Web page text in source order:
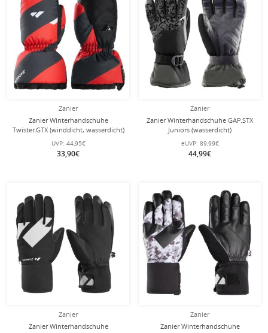
Zanier
Zanier Winterhandschuhe
Twister.GTX (winddicht, wasserdicht)
rot/schwarz Kinder
UVP: 44,95€
33,90€
Zanier
Zanier Winterhandschuhe GAP.STX
Juniors (wasserdicht)
schwarz/anthrazitgrau
eUVP: 89,99€
44,99€
Zanier
Zanier Winterhandschuhe
Zanier
Zanier Winterhandschuhe